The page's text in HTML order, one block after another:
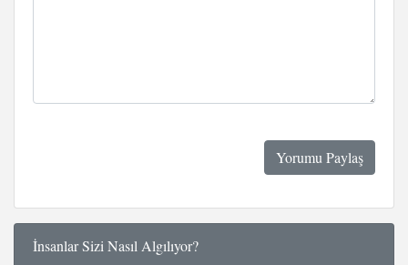
İnsanlar Sizi Nasıl Algılıyor?